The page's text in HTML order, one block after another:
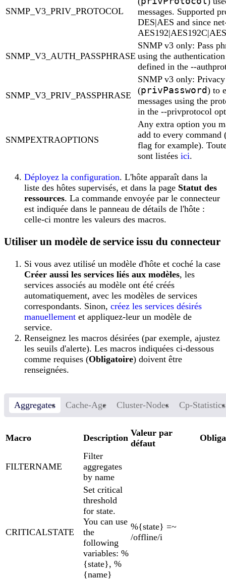
SNMP_V3_PRIV_PROTOCOL
messages. Supported
DES|AES and since
SNMP_V3_AUTH_PASSPHRASE
SNMP v3 only: Pass
using the
defined in the --
SNMP_V3_PRIV_PASSPHRASE
SNMP v3 only: Privacy
(privPassword) to
messages using the
in the --privprotocol
SNMPEXTRAOPTIONS
Any extra option you
add to every command
flag for example).
sont listées ici.
Déployez la configuration. L'hôte apparaît dans la
liste des hôtes supervisés, et dans la page Statut des
ressources. La commande envoyée par le connecteur
est indiquée dans le panneau de détails de l'hôte :
celle-ci montre les valeurs des macros.
Utiliser un modèle de service issu du connecteur
Si vous avez utilisé un modèle d'hôte et coché la case
Créer aussi les services liés aux modèles, les
services associés au modèle ont été créés
automatiquement, avec les modèles de services
correspondants. Sinon, créez les services désirés
manuellement et appliquez-leur un modèle de
service.
Renseignez les macros désirées (par exemple, ajustez
les seuils d'alerte). Les macros indiquées ci-dessous
comme requises (Obligatoire) doivent être
renseignées.
Aggregates Cache-Age Cluster-Nodes Cp-Statistics
Macro Description Valeur par
défaut
FILTERNAME
Filter
aggregates
by name
CRITICALSTATE
Set critical
threshold
for state.
You can use
the
following
variables: %
{state}, %
{name}
%{state} =~
/offline/i